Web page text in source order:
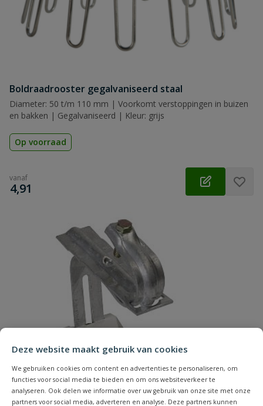
Deze website maakt gebruik van cookies
We gebruiken cookies om content en advertenties te personaliseren, om
functies voor social media te bieden en om ons websiteverkeer te
analyseren. Ook delen we informatie over uw gebruik van onze site met onze
partners voor social media, adverteren en analyse. Deze partners kunnen
Boldraadrooster gegalvaniseerd staal
Diameter: 50 t/m 110 mm | Voorkomt verstoppingen in buizen
en bakken | Gegalvaniseerd | Kleur: grijs
Op voorraad
vanaf
€
4,91